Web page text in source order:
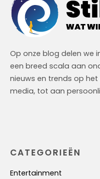
Op onze blog delen we
een breed scala aan
nieuws en trends op
media, tot aan
CATEGORIEËN
Entertainment